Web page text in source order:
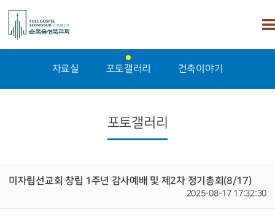
자료실 포토갤러리 건축이야기
포토갤러리
미자립선교회 창립 1주년 감사예배 및 제2차 정기총회(8/17)
2025-08-17 17:32:30